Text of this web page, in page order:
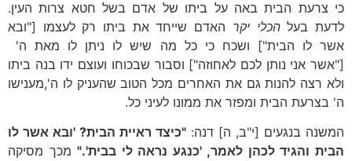
כי צרעת הבית באה על ביתו של אדם בשל חטא צרות העין.
לדעת בעלהכלי יקר האדם שייחד את ביתו רק לעצמו ["ובא
אשר לו הבית"] ושכח כי כל מה שיש לו ניתן לו מאת ה'
["אשר אני נותן לכם לאחוזה"] וסבור שבכוחו ועוצם ידו בנה ביתו
ולא רצה להנות גם את האחרים מכל הטוב שהעניק לו ה',מענישו
ה' בצרעת הבית ומפזר את ממונו לעיני כל.
המשנה בנגעים [י"ב, ה] דנה: "כיצד ראיית הבית? 'ובא אשר לו
הבית והגיד לכהן לאמר, 'כנגע נראה לי בבית'."מכך מסיקה